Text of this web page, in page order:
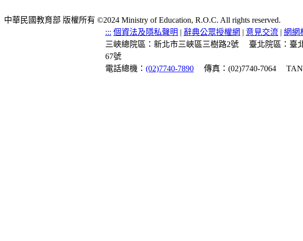
中華民國教育部 版權所有 ©2024 Ministry of Education, R.O.C. All rights reserved.
::: 個資法及隱私聲明 | 辭典公眾授權網 | 意見交流 | 網網
三峽總院區：新北市三峽區三樹路2號
臺北院區：臺
67號
電話總機： (02)7740-7890 傳真：(02)7740-7064